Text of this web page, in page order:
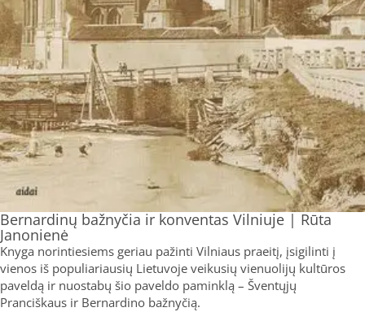
Bernardinų bažnyčia ir konventas Vilniuje | Rūta
Janonienė
Knyga norintiesiems geriau pažinti Vilniaus praeitį, įsigilinti į
vienos iš populiariausių Lietuvoje veikusių vienuolijų kultūros
paveldą ir nuostabų šio paveldo paminklą – Šventųjų
Pranciškaus ir Bernardino bažnyčią.